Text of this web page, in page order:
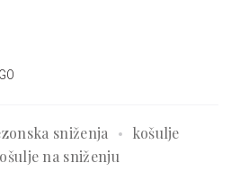
sniženja
košulje
na sniženju